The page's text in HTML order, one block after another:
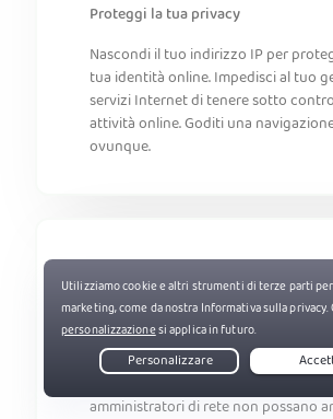
Proteggi la tua privacy
Nascondi il tuo indirizzo IP per
tua identità online. Impedisci al tuo
servizi Internet di tenere sotto
attività online. Goditi una
ovunque.
Sicurezza digitale completa
amministratori di rete non possano